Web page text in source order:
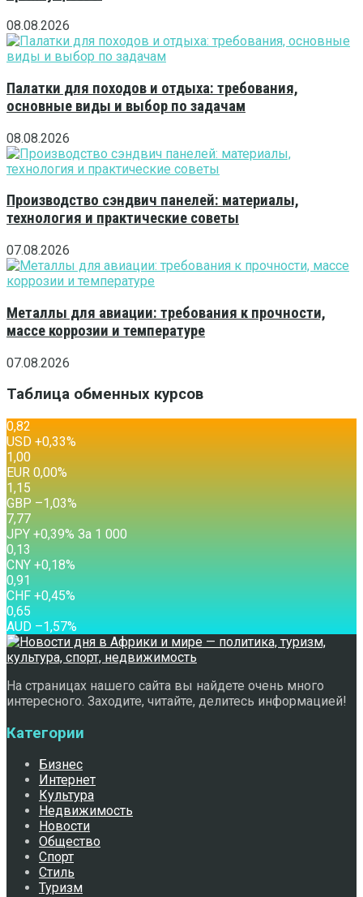
08.08.2026
Палатки для походов и отдыха: требования,
основные виды и выбор по задачам
08.08.2026
Производство сэндвич панелей: материалы,
технология и практические советы
07.08.2026
Металлы для авиации: требования к прочности,
массе коррозии и температуре
07.08.2026
Таблица обменных курсов
0,82
USD +0,33%
1,00
EUR 0,00%
1,15
GBP –1,03%
7,77
JPY +0,39% За 1 000
0,13
CNY +0,18%
0,91
CHF +0,45%
0,65
AUD –1,57%
На страницах нашего сайта вы найдете очень много
интересного. Заходите, читайте, делитесь информацией!
Категории
Бизнес
Интернет
Культура
Недвижимость
Новости
Общество
Спорт
Стиль
Туризм